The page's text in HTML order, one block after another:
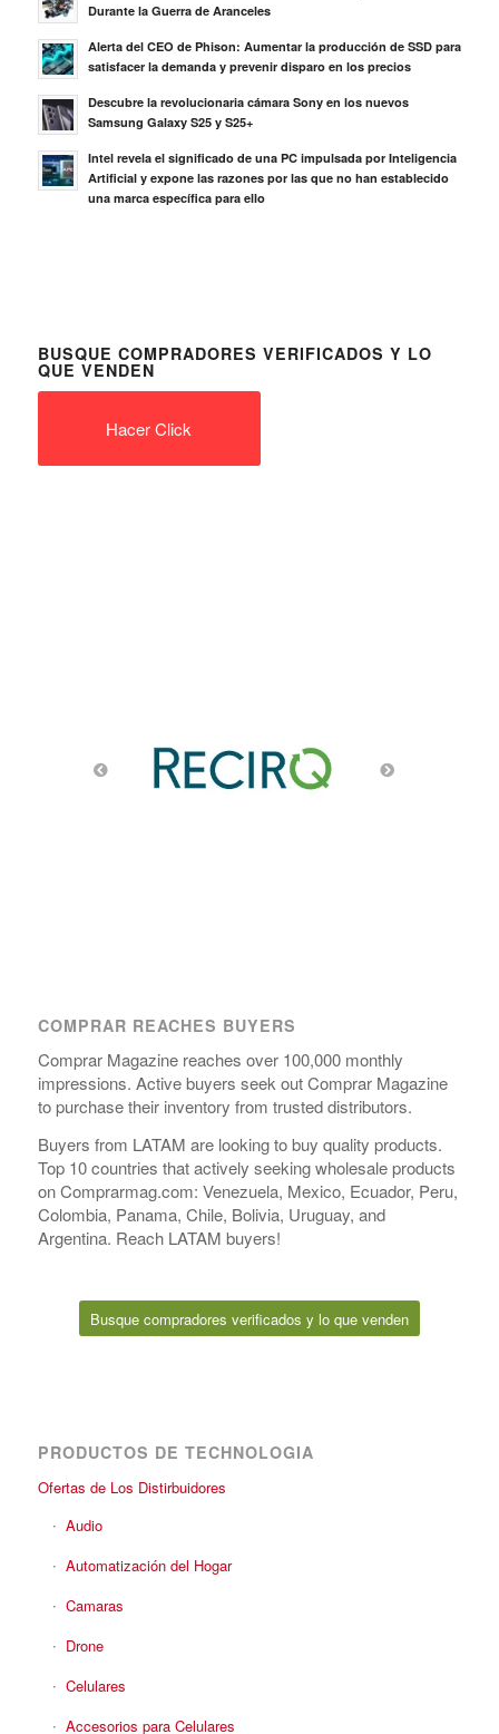
Durante la Guerra de Aranceles
Alerta del CEO de Phison: Aumentar la producción de SSD para
satisfacer la demanda y prevenir disparo en los precios
Descubre la revolucionaria cámara Sony en los nuevos
Samsung Galaxy S25 y S25+
Intel revela el significado de una PC impulsada por Inteligencia
Artificial y expone las razones por las que no han establecido
una marca específica para ello
BUSQUE COMPRADORES VERIFICADOS Y LO
QUE VENDEN
Hacer Click
COMPRAR REACHES BUYERS
Comprar Magazine reaches over 100,000 monthly
impressions. Active buyers seek out Comprar Magazine
to purchase their inventory from trusted distributors.
Buyers from LATAM are looking to buy quality products.
Top 10 countries that actively seeking wholesale products
on Comprarmag.com: Venezuela, Mexico, Ecuador, Peru,
Colombia, Panama, Chile, Bolivia, Uruguay, and
Argentina. Reach LATAM buyers!
Busque compradores verificados y lo que venden
PRODUCTOS DE TECHNOLOGIA
Ofertas de Los Distirbuidores
Audio
Automatización del Hogar
Camaras
Drone
Celulares
Accesorios para Celulares